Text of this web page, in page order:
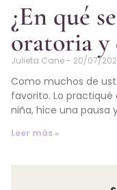
¿En qué
oratoria y
Julieta Cane 20/07/
Como muchos de
favorito. Lo
niña, hice una pausa
Leer más »